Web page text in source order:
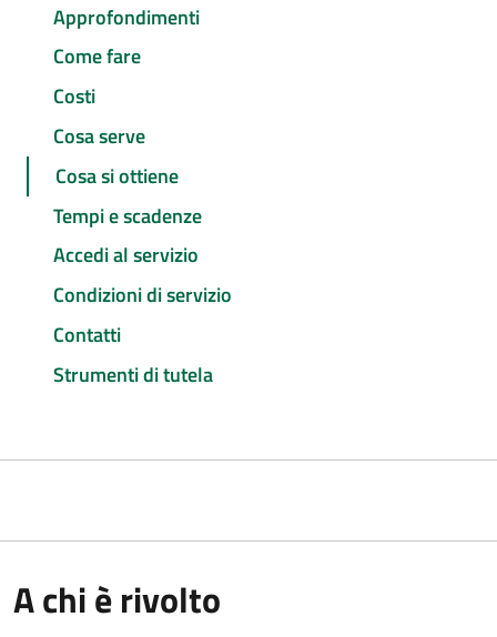
Approfondimenti
Come fare
Costi
Cosa serve
Cosa si ottiene
Tempi e scadenze
Accedi al servizio
Condizioni di servizio
Contatti
Strumenti di tutela
A chi è rivolto